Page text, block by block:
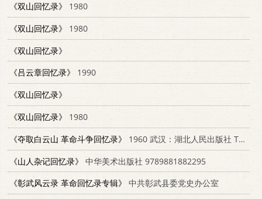
《双山回忆录》
1980
《双山回忆录》
1980
《双山回忆录》
《吕云章回忆录》
1990
《双山回忆录》
《双山回忆录》
1980
《夺取白云山 革命斗争回忆录》
1960 武汉：湖北人民出版社 T10106·446
《山人杂记回忆录》
中华美术出版社 9789881882295
《彰武风云录 革命回忆录专辑》
中共彰武县委党史办公室